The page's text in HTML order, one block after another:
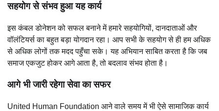
सहयोग से संभव हुआ यह कार्य
इस कंबल डोनेशन को सफल बनाने में हमारे सहयोगियों, दानदाताओं और
वॉलंटियर्स का बहुत बड़ा योगदान रहा। आप सभी के सहयोग से ही हम अधिक
से अधिक लोगों तक मदद पहुँचा सके। यह अभियान साबित करता है कि जब
समाज एकजुट होकर आगे आता है, तो बदलाव संभव होता है।
आगे भी जारी रहेगा सेवा का सफर
United Human Foundation आने वाले समय में भी ऐसे सामाजिक कार्य